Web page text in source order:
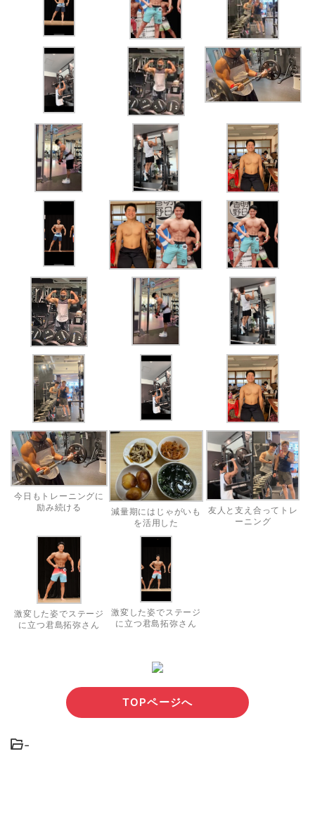
今日もトレーニングに
励み続ける
減量期にはじゃがいも
を活用した
友人と支え合ってトレ
ーニング
激変した姿でステージ
に立つ君島拓弥さん
激変した姿でステージ
に立つ君島拓弥さん
TOPページへ
-